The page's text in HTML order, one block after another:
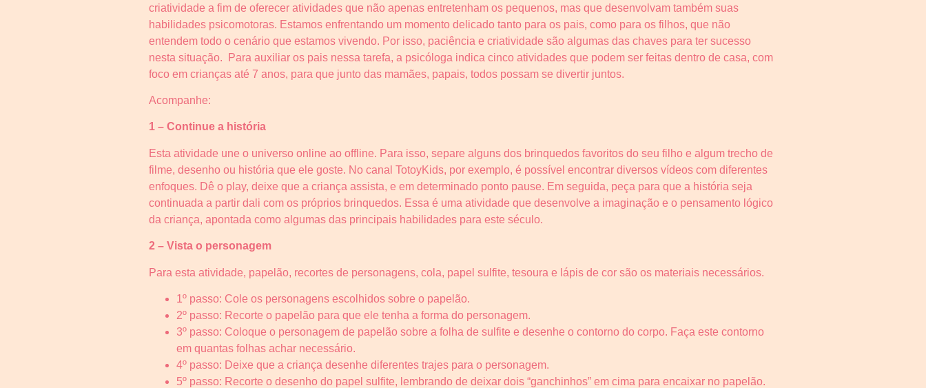
criatividade a fim de oferecer atividades que não apenas entretenham os pequenos, mas que desenvolvam também suas
habilidades psicomotoras. Estamos enfrentando um momento delicado tanto para os pais, como para os filhos, que não
entendem todo o cenário que estamos vivendo. Por isso, paciência e criatividade são algumas das chaves para ter sucesso
nesta situação. Para auxiliar os pais nessa tarefa, a psicóloga indica cinco atividades que podem ser feitas dentro de casa, com
foco em crianças até 7 anos, para que junto das mamães, papais, todos possam se divertir juntos.
Acompanhe:
1 – Continue a história
Esta atividade une o universo online ao offline. Para isso, separe alguns dos brinquedos favoritos do seu filho e algum trecho de
filme, desenho ou história que ele goste. No canal TotoyKids, por exemplo, é possível encontrar diversos vídeos com diferentes
enfoques. Dê o play, deixe que a criança assista, e em determinado ponto pause. Em seguida, peça para que a história seja
continuada a partir dali com os próprios brinquedos. Essa é uma atividade que desenvolve a imaginação e o pensamento lógico
da criança, apontada como algumas das principais habilidades para este século.
2 – Vista o personagem
Para esta atividade, papelão, recortes de personagens, cola, papel sulfite, tesoura e lápis de cor são os materiais necessários.
1º passo: Cole os personagens escolhidos sobre o papelão.
2º passo: Recorte o papelão para que ele tenha a forma do personagem.
3º passo: Coloque o personagem de papelão sobre a folha de sulfite e desenhe o contorno do corpo. Faça este contorno
em quantas folhas achar necessário.
4º passo: Deixe que a criança desenhe diferentes trajes para o personagem.
5º passo: Recorte o desenho do papel sulfite, lembrando de deixar dois “ganchinhos” em cima para encaixar no papelão.